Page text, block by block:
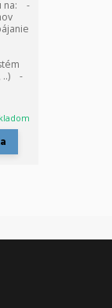
na: -
..) -